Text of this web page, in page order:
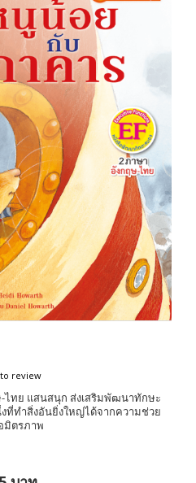
review
ทย แสนสนุก ส่งเสริมพัฒนาทักษะ
ที่ทำสิ่งอันยิ่งใหญ่ได้จากความช่วย
มิตรภาพ